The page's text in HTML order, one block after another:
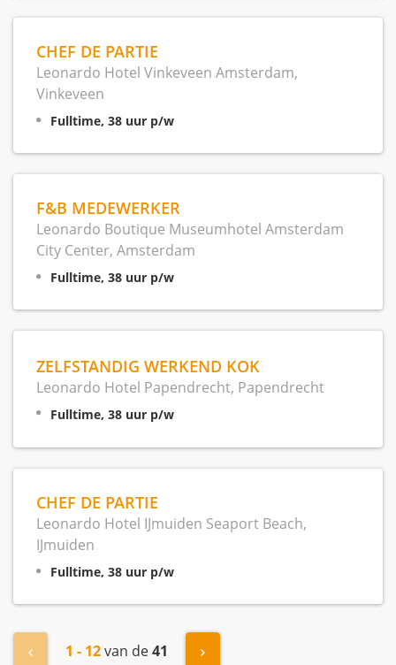
CHEF DE PARTIE
Leonardo Hotel Vinkeveen Amsterdam,
Vinkeveen
Fulltime, 38 uur p/w
F&B MEDEWERKER
Leonardo Boutique Museumhotel Amsterdam
City Center, Amsterdam
Fulltime, 38 uur p/w
ZELFSTANDIG WERKEND KOK
Leonardo Hotel Papendrecht, Papendrecht
Fulltime, 38 uur p/w
CHEF DE PARTIE
Leonardo Hotel IJmuiden Seaport Beach,
IJmuiden
Fulltime, 38 uur p/w
« Vorige1 - 12van de41 Volgende »